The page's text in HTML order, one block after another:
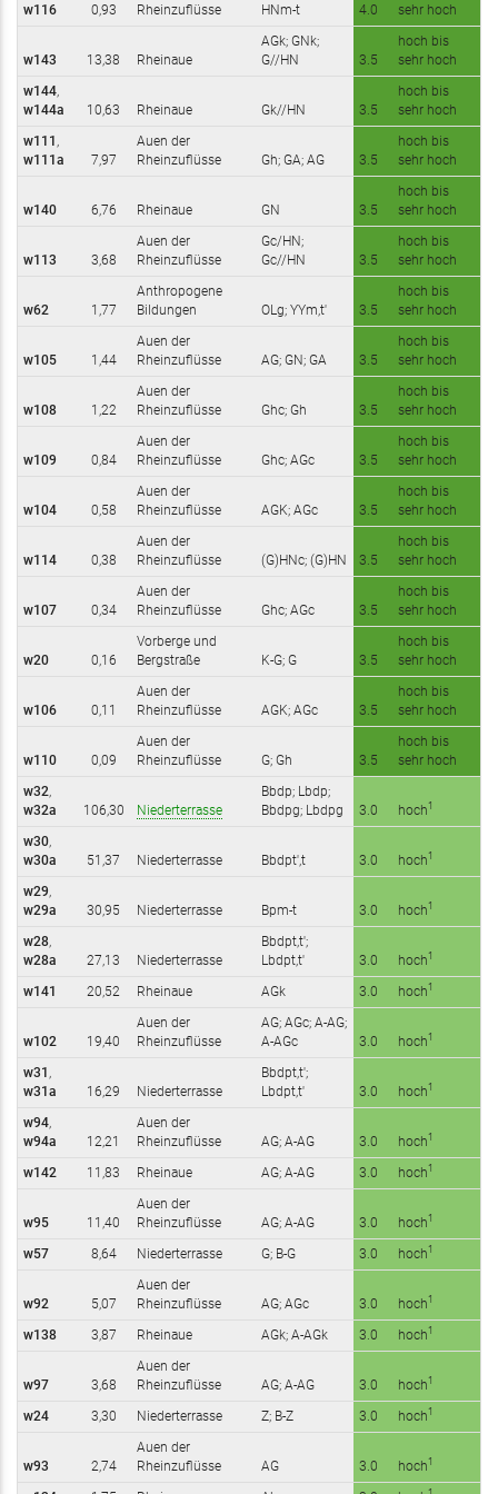
w116 0,93
Rheinzuflüsse
HNm-t 4.0 sehr hoch
w143 13,38 Rheinaue
AGk; GNk;
G//HN
3.5
hoch bis
sehr hoch
w144,
w144a
10,63 Rheinaue Gk//HN 3.5
hoch bis
sehr hoch
w111 ,
w111a
7,97
Auen der
Rheinzuflüsse
Gh; GA; AG 3.5
hoch bis
sehr hoch
w140 6,76 Rheinaue GN 3.5
hoch bis
sehr hoch
w113 3,68
Auen der
Rheinzuflüsse
Gc/HN;
Gc//HN
3.5
hoch bis
sehr hoch
w62 1,77
Anthropogene
Bildungen
OLg; YYm,t' 3.5
hoch bis
sehr hoch
w105 1,44
Auen der
Rheinzuflüsse
AG; GN; GA 3.5
hoch bis
sehr hoch
w108 1,22
Auen der
Rheinzuflüsse
Ghc; Gh 3.5
hoch bis
sehr hoch
w109 0,84
Auen der
Rheinzuflüsse
Ghc; AGc 3.5
hoch bis
sehr hoch
w104 0,58
Auen der
Rheinzuflüsse
AGK; AGc 3.5
hoch bis
sehr hoch
w114 0,38
Auen der
Rheinzuflüsse
(G)HNc; (G)HN 3.5
hoch bis
sehr hoch
w107 0,34
Auen der
Rheinzuflüsse
Ghc; AGc 3.5
hoch bis
sehr hoch
w20 0,16
Vorberge und
Bergstraße
K-G; G 3.5
hoch bis
sehr hoch
w106 0,11
Auen der
Rheinzuflüsse
AGK; AGc 3.5
hoch bis
sehr hoch
w110 0,09
Auen der
Rheinzuflüsse
G; Gh 3.5
hoch bis
sehr hoch
w32,
w32a
106,30 Niederterrasse
Bbdp; Lbdp;
Bbdpg; Lbdpg
3.0 hoch1
w30,
w30a
51,37 Niederterrasse Bbdpt',t 3.0 hoch1
w29,
w29a
30,95 Niederterrasse Bpm-t 3.0 hoch1
w28,
w28a
27,13 Niederterrasse
Bbdpt,t';
Lbdpt,t'
3.0 hoch1
w141 20,52 Rheinaue AGk 3.0 hoch1
w102 19,40
Auen der
Rheinzuflüsse
AG; AGc; A-AG;
A-AGc
3.0 hoch1
w31 ,
w31a
16,29 Niederterrasse
Bbdpt,t';
Lbdpt,t'
3.0 hoch1
w94,
w94a
12,21
Auen der
Rheinzuflüsse
AG; A-AG 3.0 hoch1
w142 11,83 Rheinaue AG; A-AG 3.0 hoch1
w95 11,40
Auen der
Rheinzuflüsse
AG; A-AG 3.0 hoch1
w57 8,64 Niederterrasse G; B-G 3.0 hoch1
w92 5,07
Auen der
Rheinzuflüsse
AG; AGc 3.0 hoch1
w138 3,87 Rheinaue AGk; A-AGk 3.0 hoch1
w97 3,68
Auen der
Rheinzuflüsse
AG; A-AG 3.0 hoch1
w24 3,30 Niederterrasse Z; B-Z 3.0 hoch1
w93 2,74
Auen der
Rheinzuflüsse
AG 3.0 hoch1